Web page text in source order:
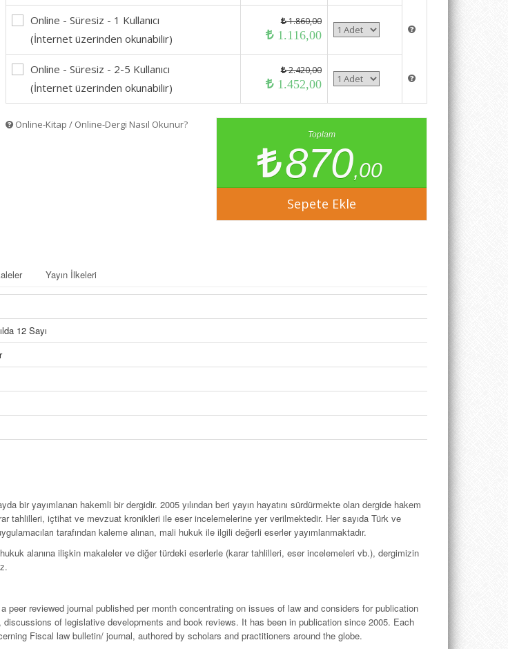
Online - Süresiz - 1 Kullanıcı
(İnternet üzerinden okunabilir)
1.860,00
1.116,00
Online - Süresiz - 2-5 Kullanıcı
(İnternet üzerinden okunabilir)
2.420,00
1.452,00
Online-Kitap / Online-Dergi Nasıl Okunur?
Toplam
870,00
Yayın İlkeleri
12 Sayı
bir yayım­lanan hakemli bir dergidir. 2005 yılından beri yayın hayatını sür­dürmek­te olan dergide ha­kem
tahlilleri, içtihat ve mev­zuat kronikleri ile eser incelemelerine yer veril­mektedir. Her sayıda Türk ve
tarafından kaleme alı­­nan, mali hukuk ile ilgili değerli eserler yayımlanmaktadır.
hukuk alanına ilişkin ma­kale­ler ve diğer türdeki eserlerle (karar tahlil­leri, eser incelemeleri vb.), der­gi­mi­zin
peer reviewed journal published per month concentrating on issues of law and considers for publication
of legislative developments and book reviews. It has been in publication since 2005. Each
Fiscal law bulletin/ journal, authored by scholars and practitioners around the globe.